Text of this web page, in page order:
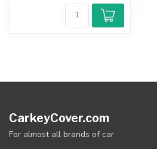
CarkeyCover.com
For almost all brands of car